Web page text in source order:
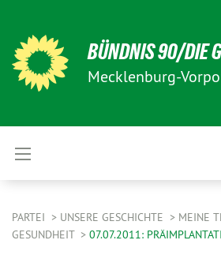
BÜNDNIS 90/DIE
Mecklenburg-
PARTEI UNSERE GESCHICHTE
MEINE
GESUNDHEIT
07.07.2011: